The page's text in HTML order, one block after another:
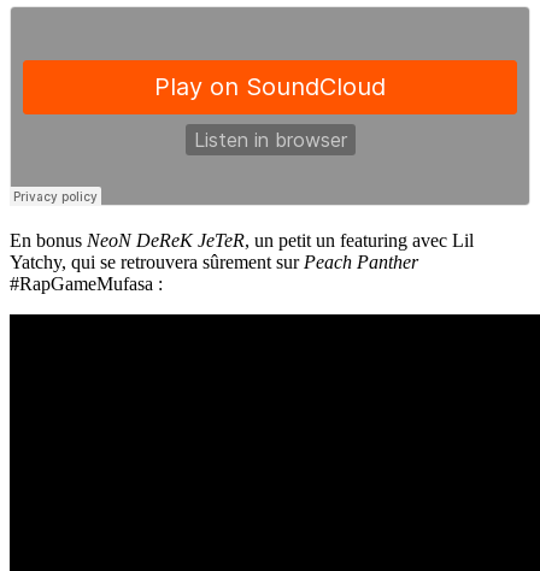
En bonus NeoN DeReK JeTeR, un petit un featuring avec Lil
Yatchy, qui se retrouvera sûrement sur Peach Panther
#RapGameMufasa :